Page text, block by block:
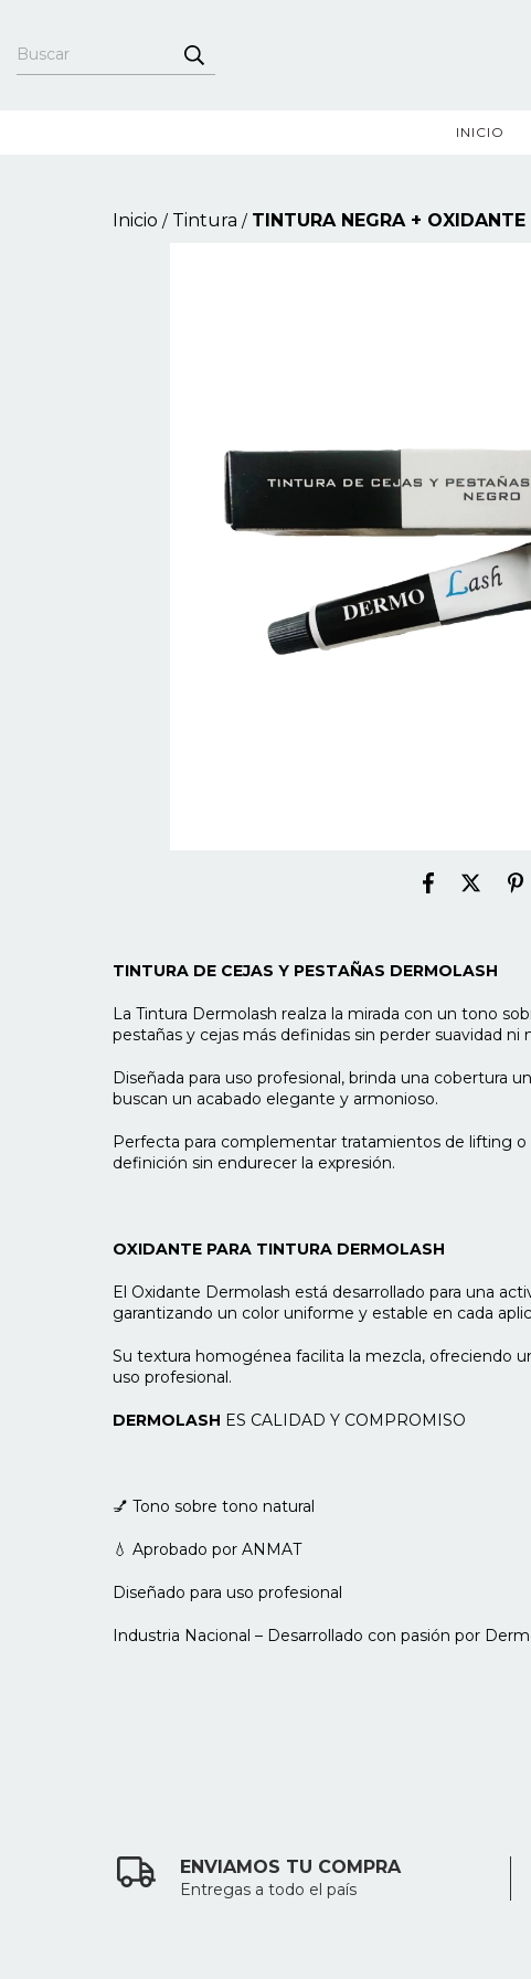
INICIO
Inicio / Tintura / TINTURA NEGRA + OXIDANTE
TINTURA DE CEJAS Y PESTAÑAS DERMOLASH
La Tintura Dermolash realza la mirada con un tono
pestañas y cejas más definidas sin perder suavidad ni
Diseñada para uso profesional, brinda una cobertura
buscan un acabado elegante y armonioso.
Perfecta para complementar tratamientos de lifting
definición sin endurecer la expresión.
OXIDANTE PARA TINTURA DERMOLASH
El Oxidante Dermolash está desarrollado para una
garantizando un color uniforme y estable en cada
Su textura homogénea facilita la mezcla, ofreciendo
uso profesional.
DERMOLASH ES CALIDAD Y COMPROMISO
💅 Tono sobre tono natural
💧 Aprobado por ANMAT
Diseñado para uso profesional
Industria Nacional – Desarrollado con pasión por
ENVIAMOS TU COMPRA
Entregas a todo el país